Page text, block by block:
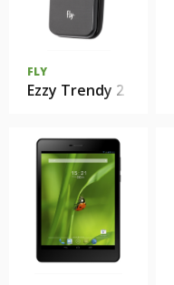
FLY
Ezzy Trendy 2